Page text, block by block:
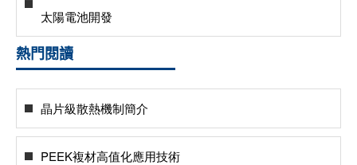
太陽電池開發
熱門閱讀
晶片級散熱機制簡介
PEEK複材高值化應用技術